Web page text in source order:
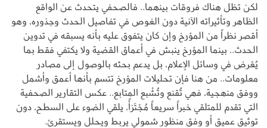
لكن تظل هناك فروقات بينهما.. فالصحفي يتحدث عن الواقع
الظاهر وتأثيراته الآنية دون الغوص في تفاصيل الحدث وجذوره، وهو
أقصر نظراً من المؤرخ وإن كان يتفوق عليه بأنه يسبقه في تدوين
الحدث.. بينما المؤرخ ينبش في أعماق القضية ولا يكتفي فقط بما
يُعْرض في وسائل الإعلام، بل يدعم بحثه بالوصول إلى مصادر
معلومات.. من هنا فإن تحليلات المؤرخ تتسم بأنها أعمق وأشمل
ووفق منهجية، فهي تُقنع وتُشْبع المتابع.. عكس التقارير الصحفية
التي تقدم للمتلقي خبراً سريعاً مُجْتَزأً، يلقي الضوء على السطح، دون
توثيق عميق أو وفق منظور شمولي يربط ويحلل ويستقرئ.